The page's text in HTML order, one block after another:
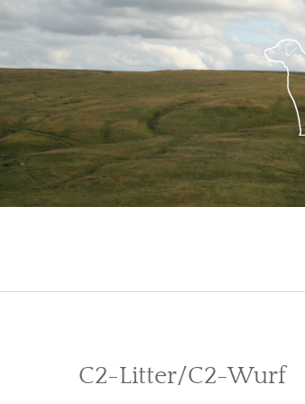
Skip
to
content
C2-Litter/C2-Wurf